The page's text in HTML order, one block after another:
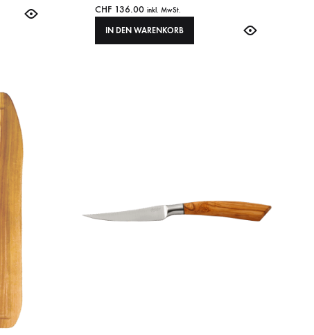
CHF 136.00 inkl. MwSt.
IN DEN WARENKORB